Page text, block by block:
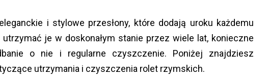
i stylowe przesłony, które dodają uroku każdemu
je w doskonałym stanie przez wiele lat, konieczne
o nie i regularne czyszczenie. Poniżej znajdziesz
utrzymania i czyszczenia rolet rzymskich.